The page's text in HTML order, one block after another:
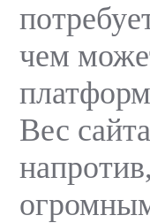
чем
Вес